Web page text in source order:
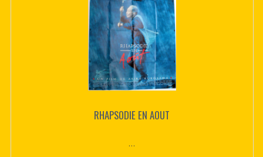
RHAPSODIE EN AOUT
...